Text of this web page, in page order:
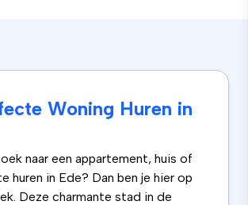
Woning Huren in
naar een appartement, huis of
huren in Ede? Dan ben je hier op
Deze charmante stad in de